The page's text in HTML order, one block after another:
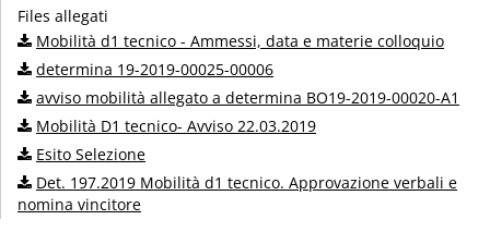
Files allegati
Mobilità d1 tecnico - Ammessi, data e materie colloquio
determina 19-2019-00025-00006
avviso mobilità allegato a determina BO19-2019-00020-A1
Mobilità D1 tecnico- Avviso 22.03.2019
Esito Selezione
Det. 197.2019 Mobilità d1 tecnico. Approvazione verbali e
nomina vincitore